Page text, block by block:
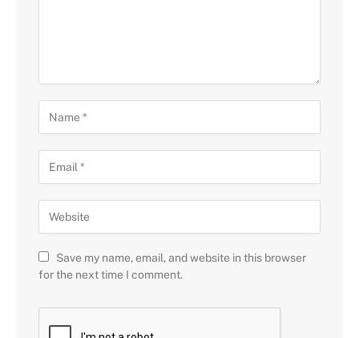
Save my name, email, and website in this browser
for the next time I comment.